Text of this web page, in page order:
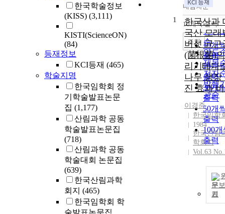
한국학술정보
(KISS) (3,111)
KISTI(ScienceON)
(84)
등재정보
KCI등재 (465)
학술지명
한국임학회 정
기학술발표논문
집 (1,177)
산림과학 공동
학술발표논문집
(718)
산림과학 공동
학술대회 논문집
(639)
한국산림과학
회지 (465)
한국임학회 학
정확
순
인기
순
연도
제목
저자
발행
관순
내림차순
내림
10개씩 출력
10개
출력
20개
출력
30개
출력
50개
출력
100개
출력
조회
1
한국산과
국산 모래
버섯 균근
(菌根菌)의
리기테다
나무 생장
진 효과
이경준
한국임학
1984
한국산림
학회지
Vol.63
문보
기